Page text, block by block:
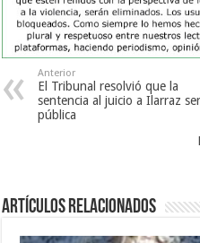
Anterior
El Tribunal resolvió que la
sentencia al juicio a Ilarraz
pública
Artículos Relacionados